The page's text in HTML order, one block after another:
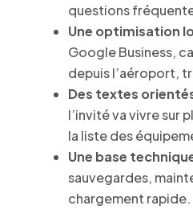
questions
Une optimisation
Google Business,
depuis l’aéroport,
Des textes
l’invité va vivre sur
la liste des
Une base
sauvegardes,
chargement rapide.